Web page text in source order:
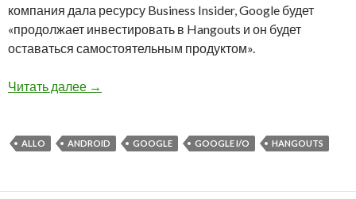
компания дала ресурсу Business Insider, Google будет
«продолжает инвестировать в Hangouts и он будет
оставаться самостоятельным продуктом».
Читать далее Google не станет закрывать Hangouts после
→
ALLO ANDROID GOOGLE GOOGLE I/O HANGOUTS